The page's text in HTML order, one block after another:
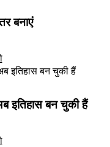
बनाएं
इतिहास बन चुकी हैं